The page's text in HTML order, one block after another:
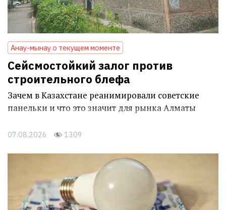
Анау-мынау о текущем моменте
Сейсмостойкий залог против
строительного блефа
Зачем в Казахстане реанимировали советские
панельки и что это значит для рынка Алматы
07.08.2026 1309